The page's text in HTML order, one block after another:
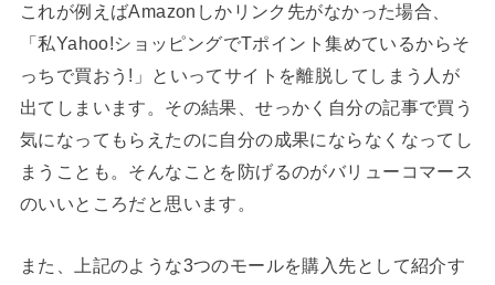
これが例えばAmazonしかリンク先がなかった場合、
「私Yahoo!ショッピングでTポイント集めているからそ
っちで買おう!」といってサイトを離脱してしまう人が
出てしまいます。その結果、せっかく自分の記事で買う
気になってもらえたのに自分の成果にならなくなってし
まうことも。そんなことを防げるのがバリューコマース
のいいところだと思います。
また、上記のような3つのモールを購入先として紹介す